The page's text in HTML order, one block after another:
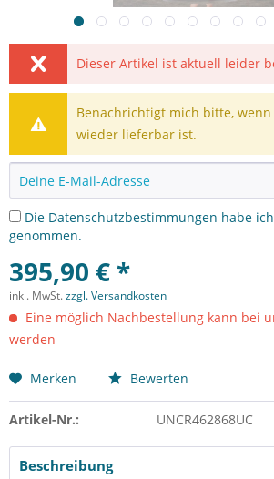
Dieser Artikel ist aktuell leider
Benachrichtigt mich bitte,
wieder lieferbar ist.
Die Datenschutzbestimmungen habe
genommen.
395,90 € *
inkl. MwSt.zzgl. Versandkosten
Eine möglich Nachbestellung kann bei
werden
Merken Bewerten
Artikel-Nr.: UNCR462868UC
Beschreibung